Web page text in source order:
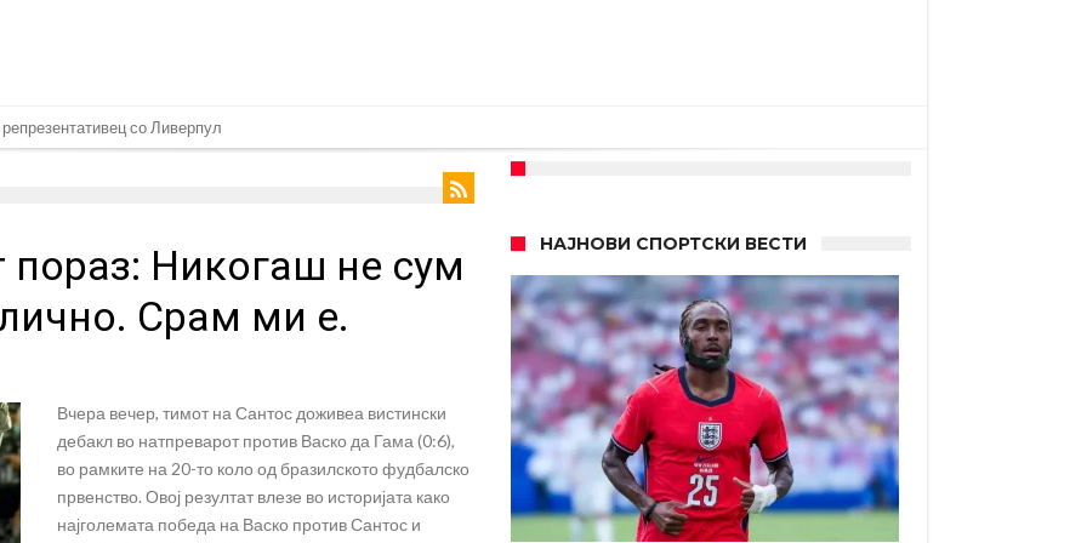
со Ливерпул
Манчестер доаѓа во Јувентус!
на Реал: Протекоа детали од разговорот што го потресе Мадрид!
сака да се засили од Реал Мадрид!
прогноза: “Тие ќе ја освојат Премиер лигата, а причината е едноставна”
во Барселона, Реал Мадрид е информиран
во Реал Мадрид до 2032 година
Формула 1: Не можеме да одиме толку далеку!
на Ливерпул за трансферот ан Бредли Баркола?
пораз: Никогаш не сум
Срам ми е.
Вчера вечер, тимот на Сантос доживеа вистински
дебакл во натпреварот против Васко да Гама (0:6),
во рамките на 20-то коло од бразилското фудбалско
првенство. Овој резултат влезе во историјата како
најголемата победа на Васко против Сантос и
НАЈНОВИ СПОРТСКИ ВЕСТИ